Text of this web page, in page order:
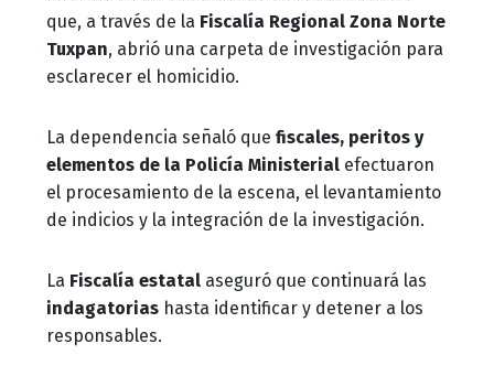
que, a través de la Fiscalía Regional Zona Norte
Tuxpan, abrió una carpeta de investigación para
esclarecer el homicidio.
La dependencia señaló que fiscales, peritos y
elementos de la Policía Ministerial efectuaron
el procesamiento de la escena, el levantamiento
de indicios y la integración de la investigación.
La Fiscalía estatal aseguró que continuará las
indagatorias hasta identificar y detener a los
responsables.